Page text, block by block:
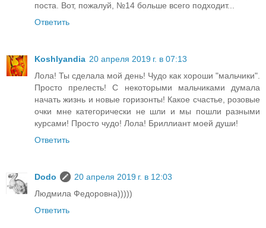
поста. Вот, пожалуй, №14 больше всего подходит...
Ответить
Koshlyandia 20 апреля 2019 г. в 07:13
Лола! Ты сделала мой день! Чудо как хороши "мальчики".
Просто прелесть! С некоторыми мальчиками думала
начать жизнь и новые горизонты! Какое счастье, розовые
очки мне категорически не шли и мы пошли разными
курсами! Просто чудо! Лола! Бриллиант моей души!
Ответить
Dodo
20 апреля 2019 г. в 12:03
Людмила Федоровна)))))
Ответить